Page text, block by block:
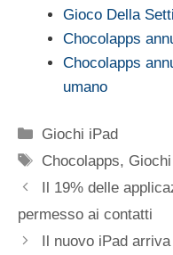
Gioco Della
Chocolapps
Chocolapps
umano
Categorie
Giochi iPad
Tag
Chocolapps,
Il 19% delle
permesso ai contatti
Il nuovo iPad